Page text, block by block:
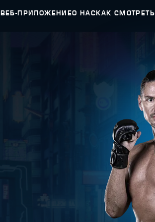
ВЕБ-ПРИЛОЖЕНИЕО НАС КАК СМОТРЕТЬ